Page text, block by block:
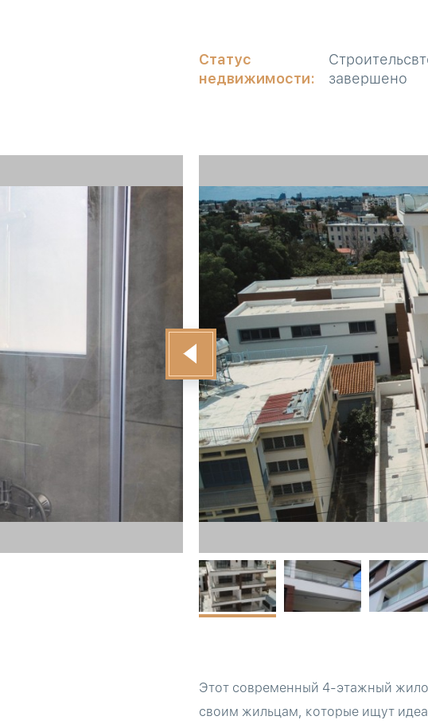
Статус
недвижимости:
завершено
Этот современный 4-этажный
своим жильцам, которые ищут